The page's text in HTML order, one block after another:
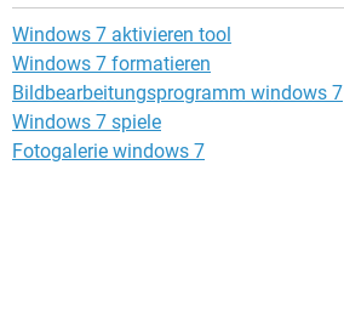
Windows 7 aktivieren tool
Windows 7 formatieren
Bildbearbeitungsprogramm windows 7
Windows 7 spiele
Fotogalerie windows 7